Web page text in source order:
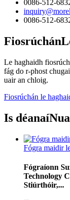
0086-512-
0086-512-
Fiosrúchán
Le haghaidh
fág do r-phost
uair an chloig.
Fiosrúchán le
Is déanaí
Fógra maidir
Fógraíonn
Technology
Stiúrthóir,...